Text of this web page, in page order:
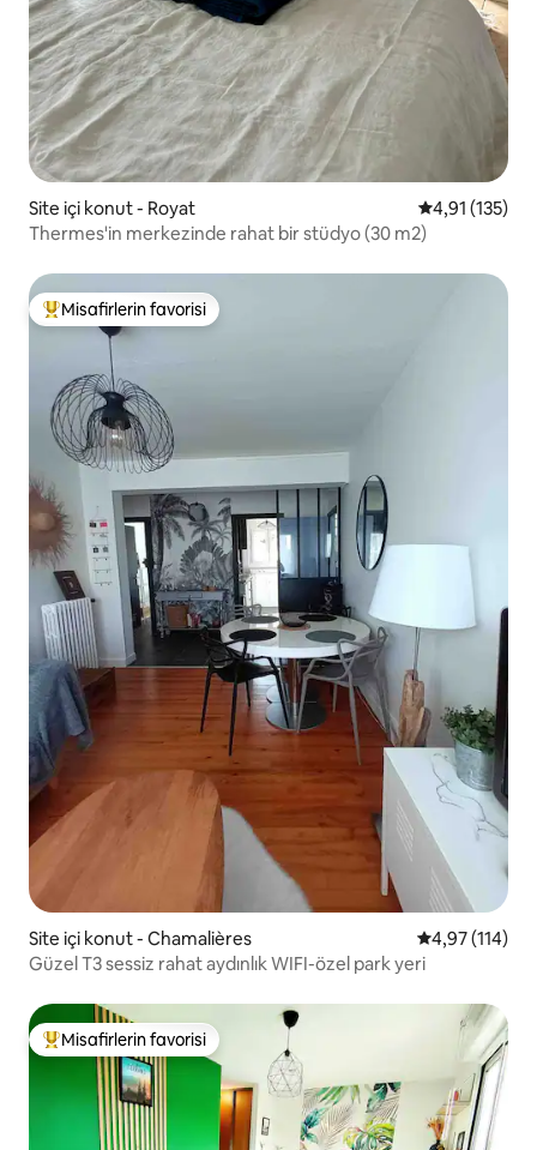
Site içi konut - Royat 5 üzerinden
4,91 (135)
Thermes'in merkezinde rahat bir stüdyo (30 m2)
Misafirlerin favorilerinden en beğenilenler arasında
Misafirlerin favorisi
Site içi konut - Chamalières 5 üzerinden
4,97 (114)
Güzel T3 sessiz rahat aydınlık WIFI-özel park yeri
Misafirlerin favorilerinden en beğenilenler arasında
Misafirlerin favorisi